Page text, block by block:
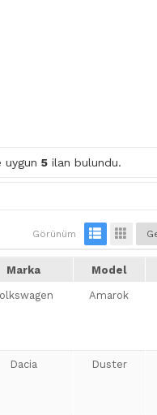
uygun 5ilan bulundu.
Görünüm
Marka Model
Amarok
Dacia Duster